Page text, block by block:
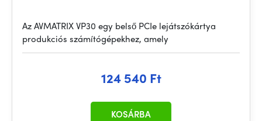
Az AVMATRIX VP30 egy belső PCIe lejátszókártya
produkciós számítógépekhez, amely
124 540 Ft
KOSÁRBA